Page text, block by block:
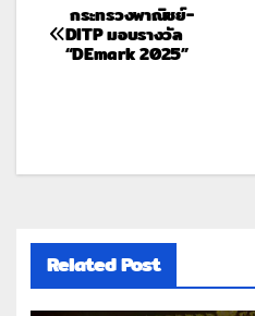
กระทรวงพาณิชย์-
DITP มอบรางวัล
“DEmark 2025”
Related Post